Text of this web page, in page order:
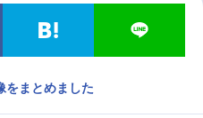
音楽 コスプレ
をまとめました